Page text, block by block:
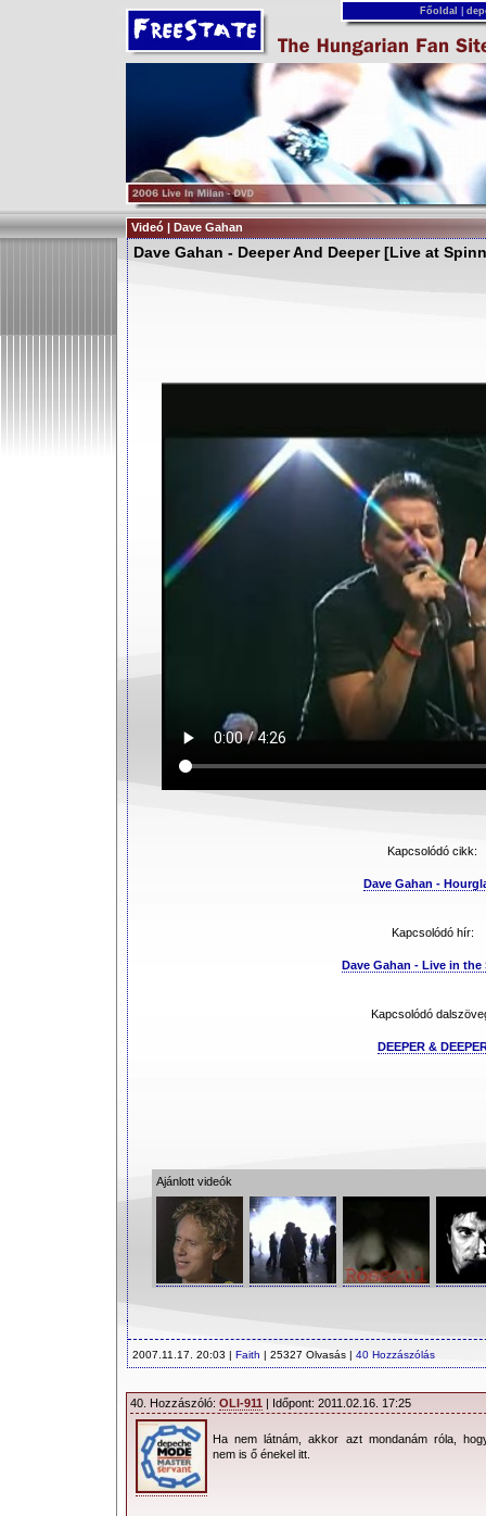
Főoldal
Videó | Dave Gahan
Dave Gahan - Deeper And Deeper [Live at
Kapcsolódó cikk:
Dave Gahan -
Kapcsolódó hír:
Dave Gahan - Live in the
Kapcsolódó
DEEPER &
Ajánlott videók
2007.11.17. 20:03 | Faith | 25327 Olvasás | 40 Hozzászólás
40. Hozzászóló: OLI-911 | Időpont: 2011.02.16. 17:25
Ha nem látnám, akkor azt mondanám róla,
nem is ő énekel itt.